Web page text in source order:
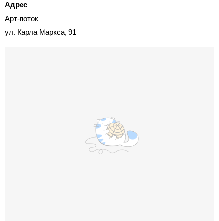
Адрес
Арт-поток
ул. Карла Маркса, 91